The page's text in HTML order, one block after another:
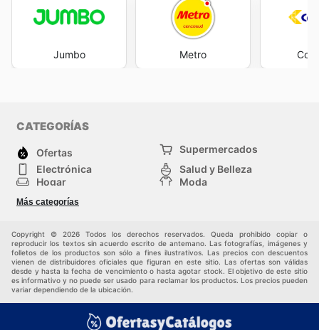
Jumbo Metro
CATEGORÍAS
Ofertas
Supermercados
Electrónica
Salud y Belleza
Hogar
Moda
Herramientas y jardinería
Infancia
Más categorías
Copyright © 2026 Todos los derechos reservados. Queda prohibido copiar o
reproducir los textos sin acuerdo escrito de antemano. Las fotografías, imágenes y
folletos de los productos son sólo a fines ilustrativos. Las precios con descuentos
vienen de distribuidores oficiales que figuran en este sitio. Las ofertas son válidas
desde y hasta la fecha de vencimiento o hasta agotar stock. El objetivo de este sitio
es informativo y no puede ser usado para reclamar los productos. Los precios pueden
variar dependiendo de la ubicación.